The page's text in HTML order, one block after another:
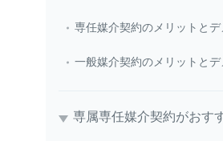
専任媒介契約のメリットとデ
一般媒介契約のメリットとデ
専属専任媒介契約がおす